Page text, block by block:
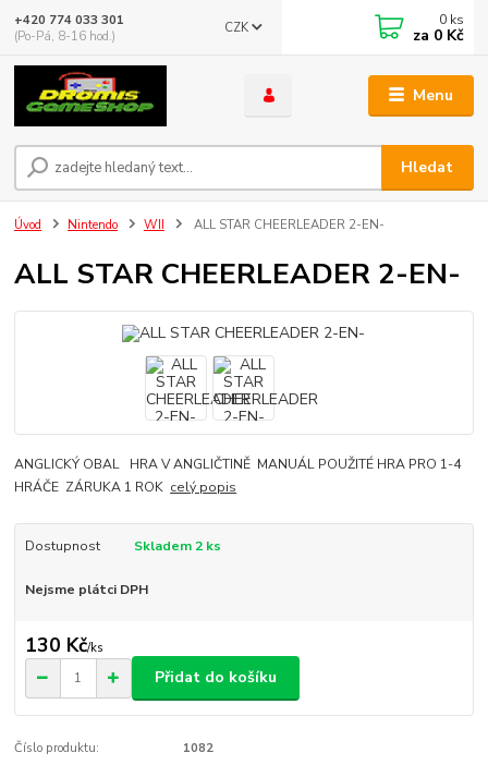
Menu
CZK
Hledat
+420 774 033 301
(Po-Pá, 8-16 hod.)
0 ks
za 0 Kč
Úvod Nintendo WII ALL STAR CHEERLEADER 2-EN-
ALL STAR CHEERLEADER 2-EN-
ANGLICKÝ OBAL HRA V ANGLIČTINĚ MANUÁL POUŽITÉ HRA PRO 1-4
HRÁČE ZÁRUKA 1 ROK celý popis
Dostupnost Skladem 2 ks
Nejsme plátci DPH
130 Kč/ks
Přidat do košíku
Číslo produktu: 1082